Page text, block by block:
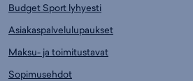
Budget Sport lyhyesti
Asiakaspalvelulupaukset
Maksu- ja toimitustavat
Sopimusehdot